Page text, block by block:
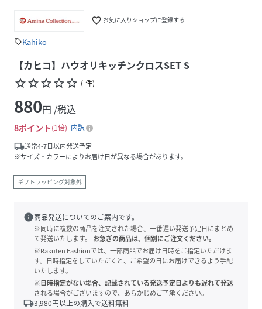
favorite_border お気に入りショップに登録する
sellKahiko
【カヒコ】ハウオリキッチンクロスSET S
star_borderstar_borderstar_borderstar_borderstar_border (-件)
880円 /税込
8ポイント 1倍
内訳
local_shipping通常4-7日以内発送予定
※サイズ・カラーによりお届け日が異なる場合があります。
ギフトラッピング対象外
info商品発送についてのご案内です。
※同時に複数の商品を注文された場合、一番遅い発送予定日にまとめ
て発送いたします。
お急ぎの商品は、個別にご注文ください。
※Rakuten Fashionでは、一部商品でお届け日時をご指定いただけま
す。日時指定をしていただくと、ご希望の日にお届けできるよう手配
いたします。
※日時指定がない場合、記載されている発送予定日よりも遅れて発送
される場合がございますので、あらかじめご了承ください。
local_shipping3,980円以上の購入で送料無料